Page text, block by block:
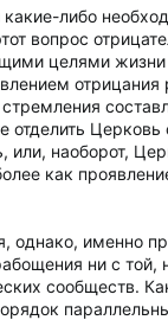
либо
вопрос
целями
отрицания
Церковь
или, наоборот,
как
однако, именно
ни с той,
сообществ.